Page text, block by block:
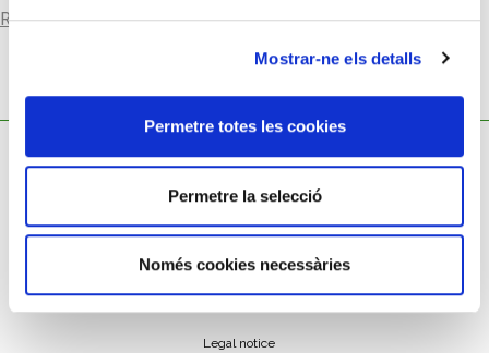
Mostrar-ne els detalls
Permetre totes les cookies
Permetre la selecció
Només cookies necessàries
Read more
Cookies policy
Privacy policy
Legal notice